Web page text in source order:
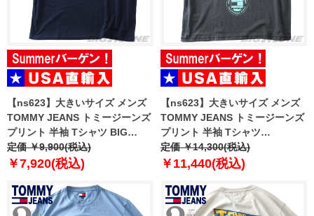
【ns623】大きいサイズ メンズ
TOMMY JEANS トミージーンズ
プリント 半袖 Tシャツ BIG
FLAG SS TEE USA直輸入
dm0dm22645
定価 ￥9,900(税込)
￥7,920(税込)
【ns623】大きいサイズ メンズ
TOMMY JEANS トミージーンズ
プリント 半袖 Tシャツ
OUTDOOR SS TEE USA直輸入
dm0dm22309
定価 ￥14,300(税込)
￥11,440(税込)